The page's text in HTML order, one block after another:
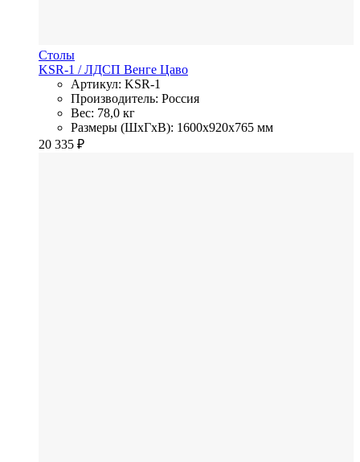
Столы
KSR-1 / ЛДСП Венге Цаво
Артикул: KSR-1
Производитель: Россия
Вес: 78,0 кг
Размеры (ШхГхВ): 1600x920x765 мм
20 335 ₽